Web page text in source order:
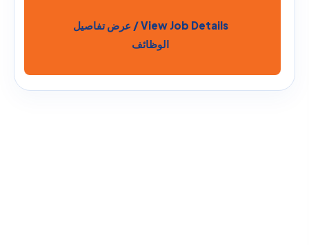
View Job Details / عرض تفاصيل
الوظائف